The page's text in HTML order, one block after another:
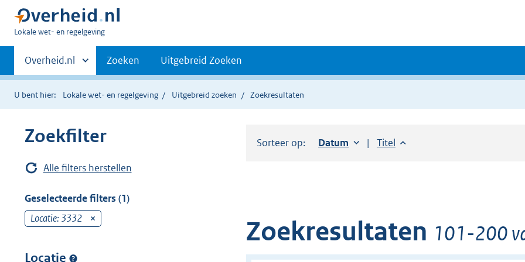
U
hier:
Lokale wet- en regelgeving
Primaire
navigatie
Andere
sites
binnen
Overheid.nl Zoeken Uitgebreid Zoeken
U bent hier: Lokale wet- en regelgeving Uitgebreid zoeken Zoekresultaten
Zoekfilter
Alle filters herstellen
Geselecteerde filters (1)
Locatie: 3332
Locatie
Sorteer op: Sorteer op:
Datum oplopendSorteer op:
Titel oplopend
Zoekresultaten 101-200